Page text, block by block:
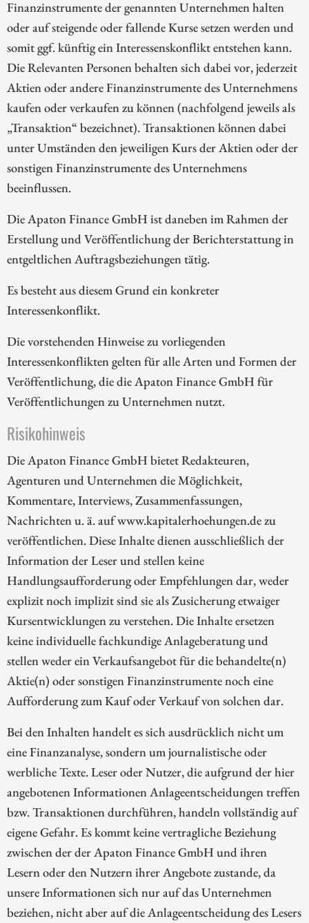
Finanzinstrumente der genannten Unternehmen halten
oder auf steigende oder fallende Kurse setzen werden und
somit ggf. künftig ein Interessenskonflikt entstehen kann.
Die Relevanten Personen behalten sich dabei vor, jederzeit
Aktien oder andere Finanzinstrumente des Unternehmens
kaufen oder verkaufen zu können (nachfolgend jeweils als
„Transaktion“ bezeichnet). Transaktionen können dabei
unter Umständen den jeweiligen Kurs der Aktien oder der
sonstigen Finanzinstrumente des Unternehmens
beeinflussen.
Die Apaton Finance GmbH ist daneben im Rahmen der
Erstellung und Veröffentlichung der Berichterstattung in
entgeltlichen Auftragsbeziehungen tätig.
Es besteht aus diesem Grund ein konkreter
Interessenkonflikt.
Die vorstehenden Hinweise zu vorliegenden
Interessenkonflikten gelten für alle Arten und Formen der
Veröffentlichung, die die Apaton Finance GmbH für
Veröffentlichungen zu Unternehmen nutzt.
Risikohinweis
Die Apaton Finance GmbH bietet Redakteuren,
Agenturen und Unternehmen die Möglichkeit,
Kommentare, Interviews, Zusammenfassungen,
Nachrichten u. ä. auf www.kapitalerhoehungen.de zu
veröffentlichen. Diese Inhalte dienen ausschließlich der
Information der Leser und stellen keine
Handlungsaufforderung oder Empfehlungen dar, weder
explizit noch implizit sind sie als Zusicherung etwaiger
Kursentwicklungen zu verstehen. Die Inhalte ersetzen
keine individuelle fachkundige Anlageberatung und
stellen weder ein Verkaufsangebot für die behandelte(n)
Aktie(n) oder sonstigen Finanzinstrumente noch eine
Aufforderung zum Kauf oder Verkauf von solchen dar.
Bei den Inhalten handelt es sich ausdrücklich nicht um
eine Finanzanalyse, sondern um journalistische oder
werbliche Texte. Leser oder Nutzer, die aufgrund der hier
angebotenen Informationen Anlageentscheidungen treffen
bzw. Transaktionen durchführen, handeln vollständig auf
eigene Gefahr. Es kommt keine vertragliche Beziehung
zwischen der der Apaton Finance GmbH und ihren
Lesern oder den Nutzern ihrer Angebote zustande, da
unsere Informationen sich nur auf das Unternehmen
beziehen, nicht aber auf die Anlageentscheidung des Lesers